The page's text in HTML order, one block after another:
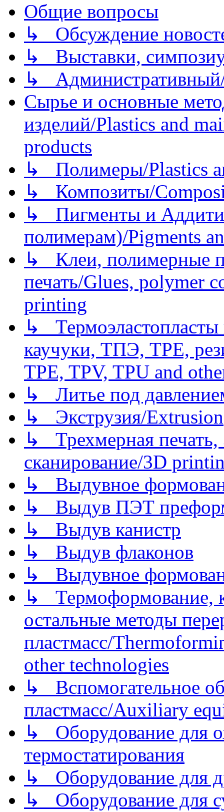
Общие вопросы
↳ Обсуждение
↳ Выставки,
↳
Сырье и основные
изделий/Plastics and
products
↳ Полимеры/Plastics
↳ Композиты/
↳ Пигменты и
полимерам)/Pigments
↳ Клеи, полимерные
печать/Glues, polymer
printing
↳
каучуки, ТПЭ, TPE,
TPE, TPV, TPU and
↳ Литье под
↳ Экструзия/Extrusion
↳ Трехмерная
сканирование/3D
↳ Выдувное
↳ Выдув ПЭТ
↳ Выдув канистр
↳ Выдув флаконов
↳ Выдувное
↳ Термоформование,
остальные методы
пластмасс/
other technologies
↳ Вспомогательное
пластмасс/Auxiliary
↳ Оборудование для
термостатирования
↳ Оборудование для
↳ Оборудование для